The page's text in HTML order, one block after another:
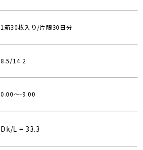
1箱30枚入り/片眼30日分
8.5/14.2
0.00～-9.00
Dk/L = 33.3